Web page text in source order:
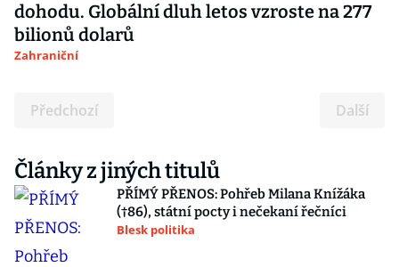
dohodu. Globální dluh letos vzroste na 277
bilionů dolarů
Zahraniční
Předchozí Další
Články z jiných titulů
PŘÍMÝ PŘENOS: Pohřeb Milana Knížáka
(†86), státní pocty i nečekaní řečníci
Blesk politika